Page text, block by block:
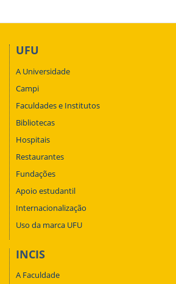
UFU
A Universidade
Campi
Faculdades e Institutos
Bibliotecas
Hospitais
Restaurantes
Fundações
Apoio estudantil
Internacionalização
Uso da marca UFU
INCIS
A Faculdade